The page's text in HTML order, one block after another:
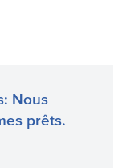
Nous
prêts.